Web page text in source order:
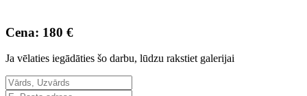
Cena: 180 €
Ja vēlaties iegādāties šo darbu, lūdzu rakstiet galerijai